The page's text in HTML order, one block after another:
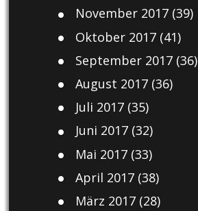
November 2017(39)
Oktober 2017(41)
September 2017(36)
August 2017(36)
Juli 2017(35)
Juni 2017(32)
Mai 2017(33)
April 2017(38)
März 2017(28)